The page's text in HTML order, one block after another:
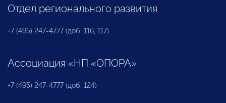
Отдел регионального развития
+7 (495) 247-4777 (доб. 116, 117)
Ассоциация «НП «ОПОРА»
+7 (495) 247-4777 (доб. 124)